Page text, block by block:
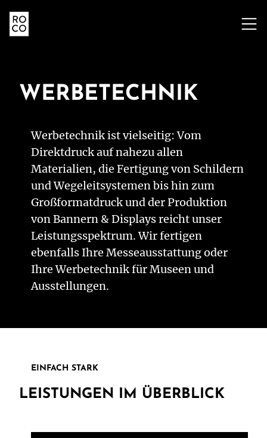
WERBETECHNIK
Werbetechnik ist vielseitig: Vom
Direktdruck auf nahezu allen
Materialien, die Fertigung von Schildern
und Wegeleitsystemen bis hin zum
Großformatdruck und der Produktion
von Bannern & Displays reicht unser
Leistungsspektrum. Wir fertigen
ebenfalls Ihre Messeausstattung oder
Ihre Werbetechnik für Museen und
Ausstellungen.
EINFACH STARK
LEISTUNGEN IM ÜBERBLICK